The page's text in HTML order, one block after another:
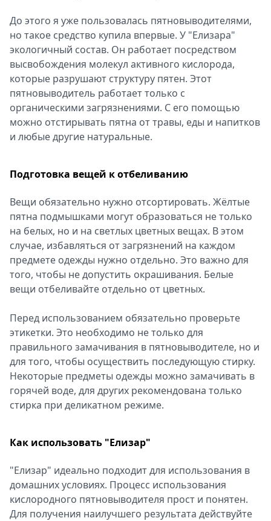
До этого я уже пользовалась пятновыводителями,
но такое средство купила впервые. У "Елизара"
экологичный состав. Он работает посредством
высвобождения молекул активного кислорода,
которые разрушают структуру пятен. Этот
пятновыводитель работает только с
органическими загрязнениями. С его помощью
можно отстирывать пятна от травы, еды и напитков
и любые другие натуральные.
Подготовка вещей к отбеливанию
Вещи обязательно нужно отсортировать. Жёлтые
пятна подмышками могут образоваться не только
на белых, но и на светлых цветных вещах. В этом
случае, избавляться от загрязнений на каждом
предмете одежды нужно отдельно. Это важно для
того, чтобы не допустить окрашивания. Белые
вещи отбеливайте отдельно от цветных.
Перед использованием обязательно проверьте
этикетки. Это необходимо не только для
правильного замачивания в пятновыводителе, но и
для того, чтобы осуществить последующую стирку.
Некоторые предметы одежды можно замачивать в
горячей воде, для других рекомендована только
стирка при деликатном режиме.
Как использовать "Елизар"
"Елизар" идеально подходит для использования в
домашних условиях. Процесс использования
кислородного пятновыводителя прост и понятен.
Для получения наилучшего результата действуйте